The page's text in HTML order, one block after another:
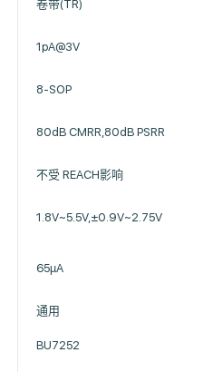
卷带(TR)
1pA@3V
8-SOP
80dB CMRR,80dB PSRR
不受 REACH影响
1.8V~5.5V,±0.9V~2.75V
65µA
通用
BU7252